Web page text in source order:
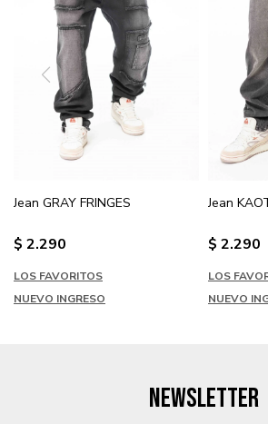
Jean GRAY FRINGES
$ 2.290
LOS FAVORITOS
NUEVO INGRESO
Jean
$ 2.290
LOS
NUEVO
NEWSLETTER